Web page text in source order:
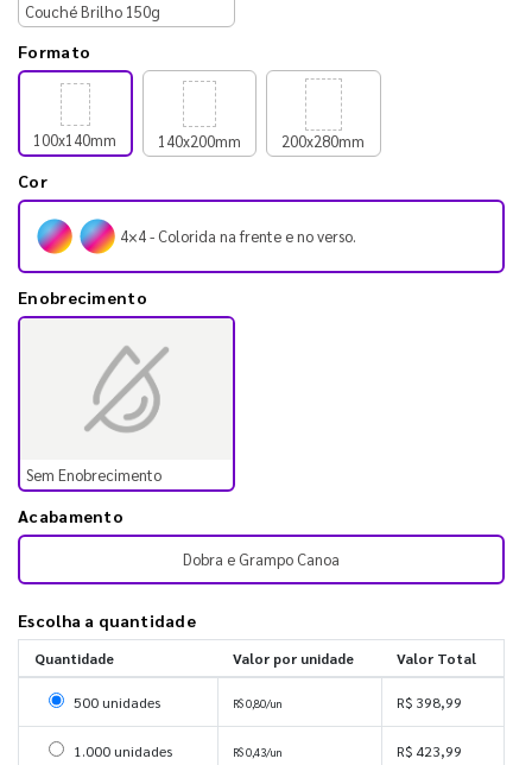
Couché Brilho 150g
Formato
100x140mm 140x200mm 200x280mm
Cor
4×4 - Colorida na frente e no verso.
Enobrecimento
Sem Enobrecimento
Acabamento
Dobra e Grampo Canoa
Escolha a quantidade
Quantidade Valor por unidade Valor Total
Selecionar 500 unidades
500 unidades R$ 0,80/un R$ 398,99
Selecionar 1000 unidades
1.000 unidades R$ 0,43/un R$ 423,99